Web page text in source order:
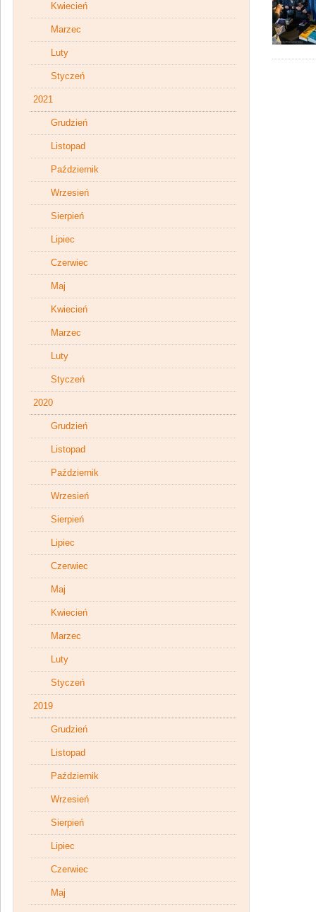
Kwiecień
Marzec
Luty
Styczeń
2021
Grudzień
Listopad
Październik
Wrzesień
Sierpień
Lipiec
Czerwiec
Maj
Kwiecień
Marzec
Luty
Styczeń
2020
Grudzień
Listopad
Październik
Wrzesień
Sierpień
Lipiec
Czerwiec
Maj
Kwiecień
Marzec
Luty
Styczeń
2019
Grudzień
Listopad
Październik
Wrzesień
Sierpień
Lipiec
Czerwiec
Maj